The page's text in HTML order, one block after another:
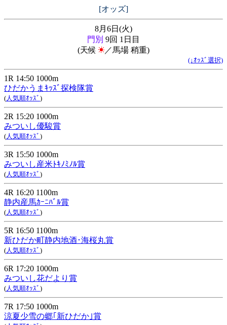
[オッズ]
8月6日(火)
門別 9回 1日目
(天候
／馬場 稍重)
(↓ｵｯｽﾞ選択)
1R 14:50 1000m
ひだかうまｷｯｽﾞ探検隊賞
(人気順ｵｯｽﾞ )
2R 15:20 1000m
みついし優駿賞
(人気順ｵｯｽﾞ )
3R 15:50 1000m
みついし産米ﾄｷﾉﾐﾉﾙ賞
(人気順ｵｯｽﾞ )
4R 16:20 1100m
静内産馬ｶｰﾆﾊﾞﾙ賞
(人気順ｵｯｽﾞ )
5R 16:50 1100m
新ひだか町静内地酒･海桜丸賞
(人気順ｵｯｽﾞ )
6R 17:20 1000m
みついし花だより賞
(人気順ｵｯｽﾞ )
7R 17:50 1000m
涼夏少雪の郷｢新ひだか｣賞